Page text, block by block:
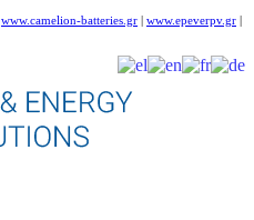
www.camelion-batteries.gr www.epeverpv.gr